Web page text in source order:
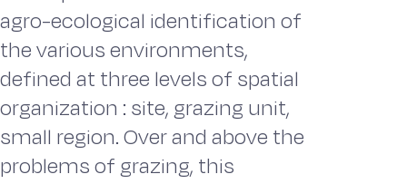
agro-ecological identification of
the various environments,
defined at three levels of spatial
organization : site, grazing unit,
small region. Over and above the
problems of grazing, this